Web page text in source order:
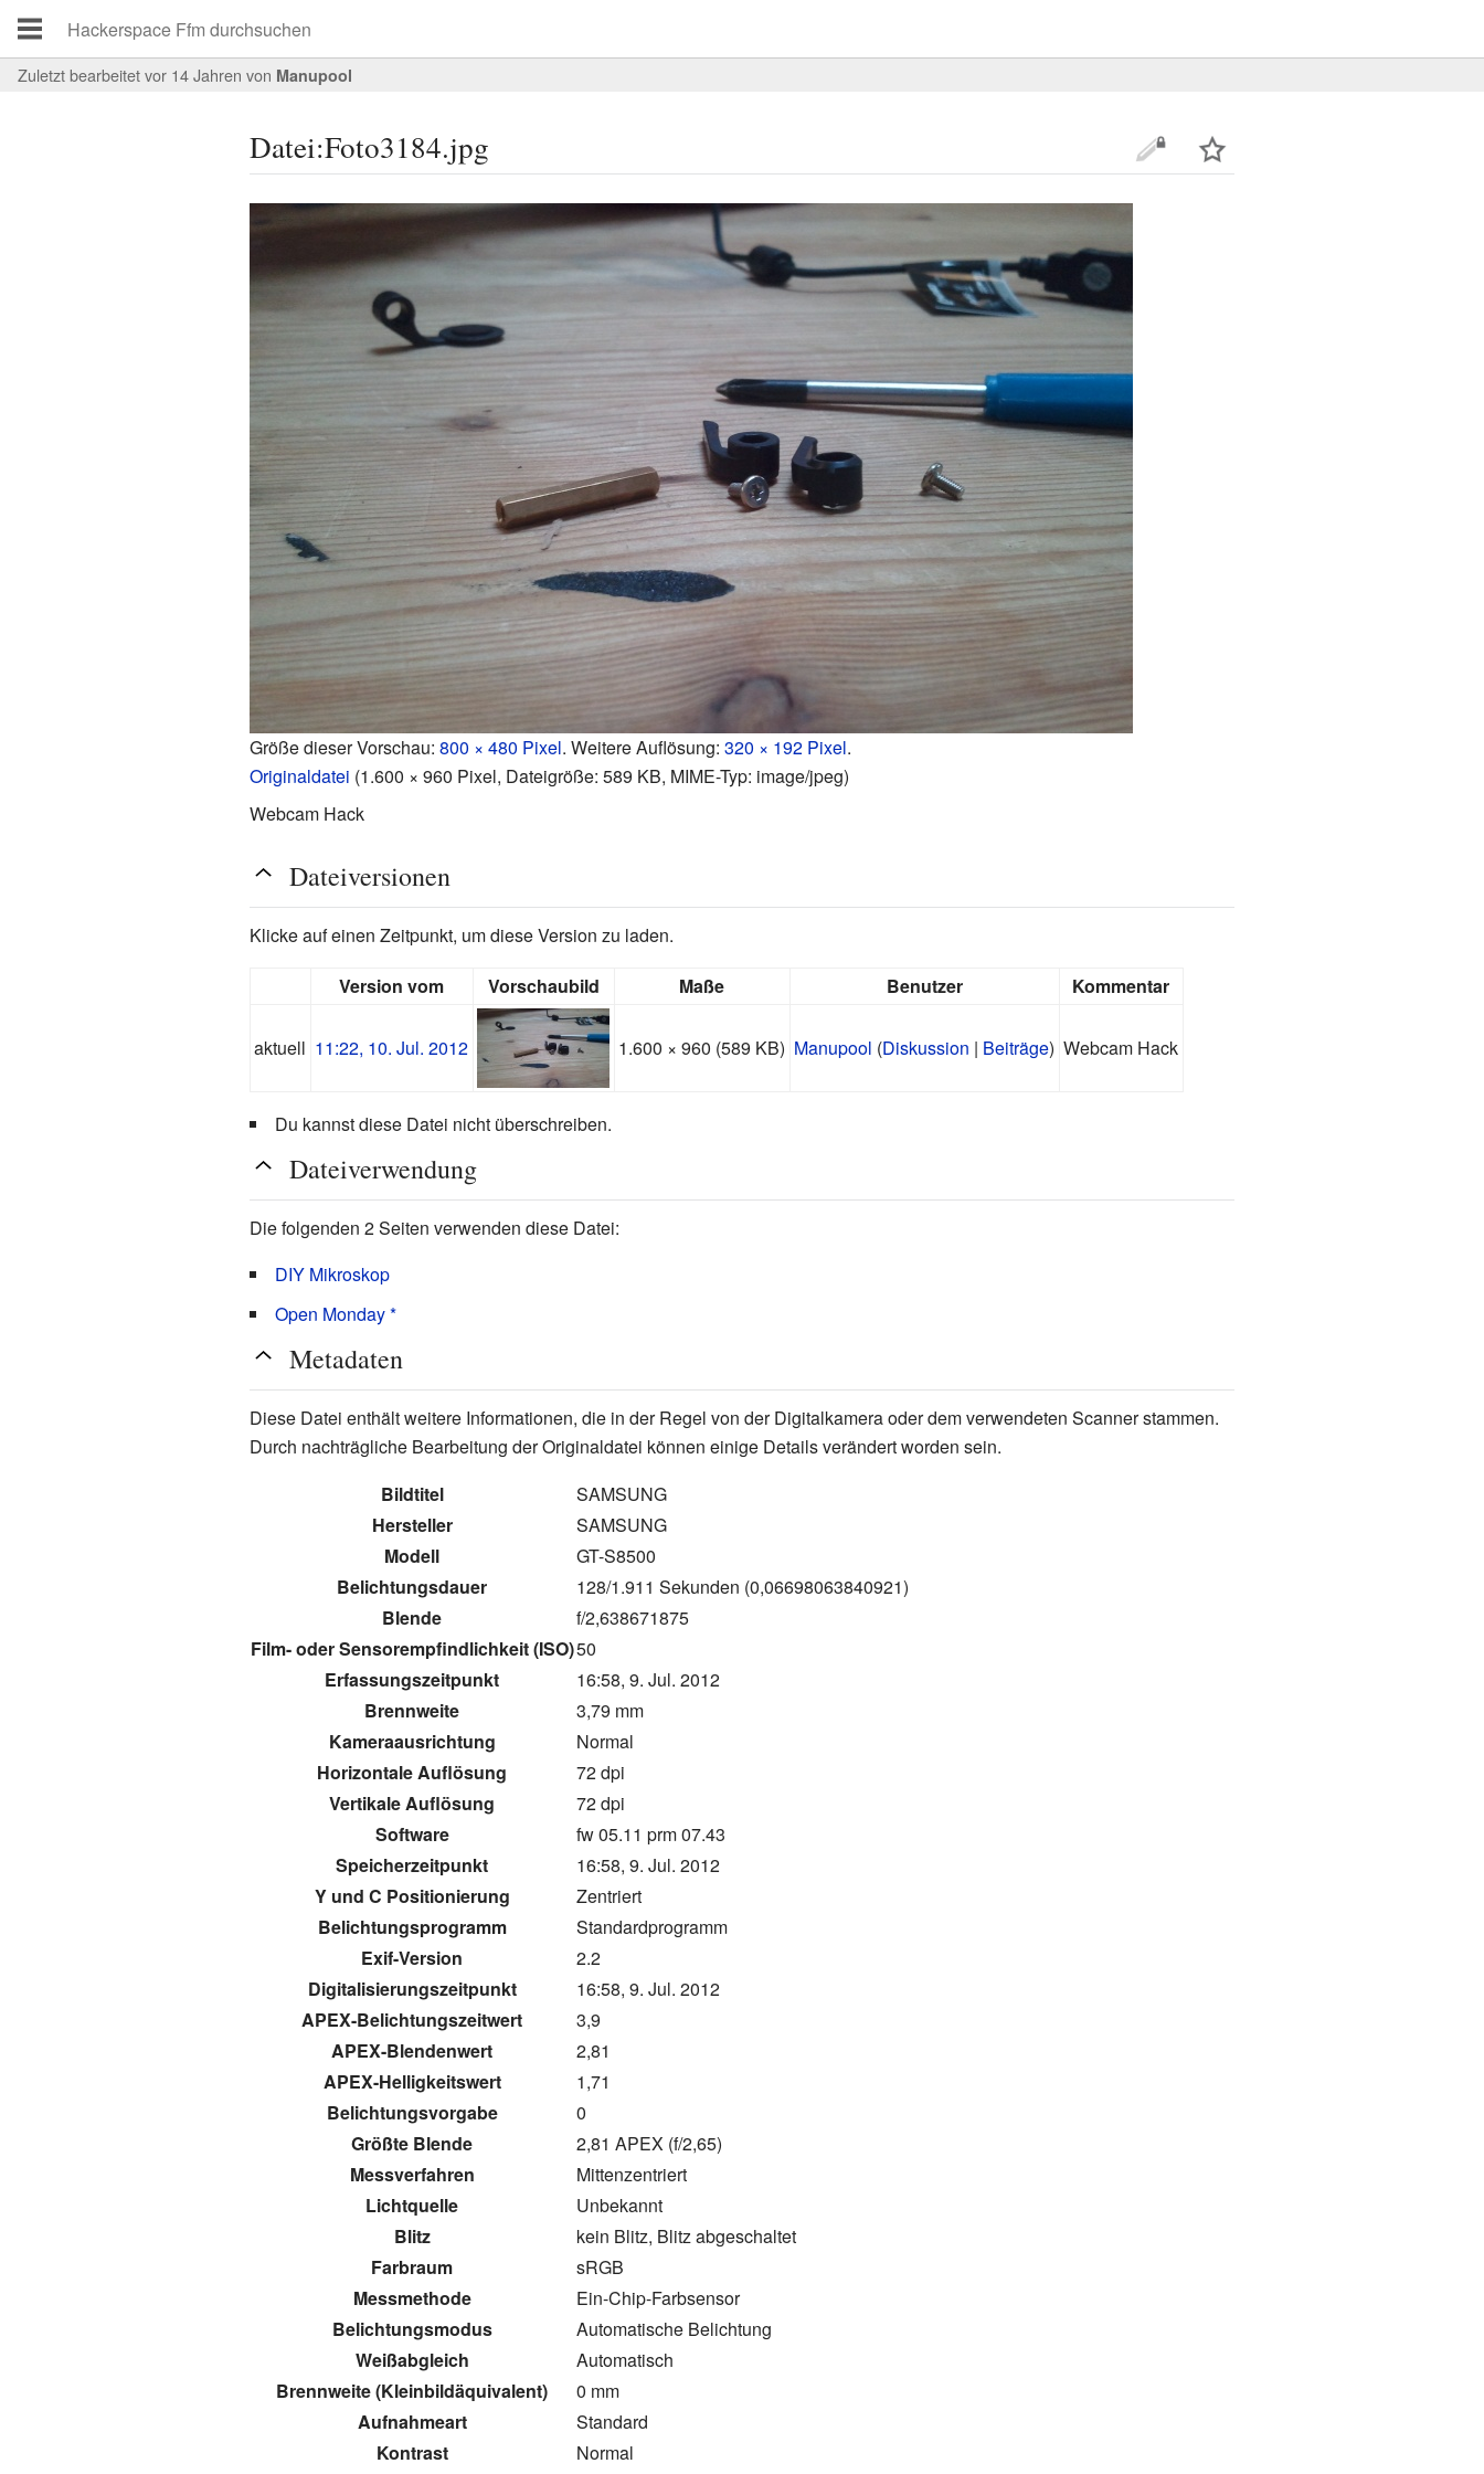
Zuletzt bearbeitet vor 14 Jahren von Manupool
Datei:Foto3184.jpg
Größe dieser Vorschau: 800 × 480 Pixel. Weitere Auflösung: 320 × 192 Pixel.
Originaldatei (1.600 × 960 Pixel, Dateigröße: 589 KB, MIME-Typ: image/jpeg)
Webcam Hack
Dateiversionen
Klicke auf einen Zeitpunkt, um diese Version zu laden.
Version vom
Vorschaubild Maße Benutzer Kommentar
aktuell 11:22, 10. Jul. 2012 1.600 × 960 (589 KB) Manupool (Diskussion | Beiträge) Webcam Hack
Du kannst diese Datei nicht überschreiben.
Dateiverwendung
Die folgenden 2 Seiten verwenden diese Datei:
DIY Mikroskop
Open Monday *
Metadaten
Diese Datei enthält weitere Informationen, die in der Regel von der Digitalkamera oder dem verwendeten Scanner stammen.
Durch nachträgliche Bearbeitung der Originaldatei können einige Details verändert worden sein.
Bildtitel
SAMSUNG
Hersteller
SAMSUNG
Modell
GT-S8500
Belichtungsdauer
128/1.911 Sekunden (0,06698063840921)
Blende
f/2,638671875
Film- oder Sensorempfindlichkeit (ISO)50
Erfassungszeitpunkt
16:58, 9. Jul. 2012
Brennweite
3,79 mm
Kameraausrichtung
Normal
Horizontale Auflösung
72 dpi
Vertikale Auflösung
72 dpi
Software
fw 05.11 prm 07.43
Speicherzeitpunkt
16:58, 9. Jul. 2012
Y und C Positionierung
Zentriert
Belichtungsprogramm
Standardprogramm
Exif-Version
2.2
Digitalisierungszeitpunkt
16:58, 9. Jul. 2012
APEX-Belichtungszeitwert
3,9
APEX-Blendenwert
2,81
APEX-Helligkeitswert
1,71
Belichtungsvorgabe
0
Größte Blende
2,81 APEX (f/2,65)
Messverfahren
Mittenzentriert
Lichtquelle
Unbekannt
Blitz
kein Blitz, Blitz abgeschaltet
Farbraum
sRGB
Messmethode
Ein-Chip-Farbsensor
Belichtungsmodus
Automatische Belichtung
Weißabgleich
Automatisch
Brennweite (Kleinbildäquivalent)
0 mm
Aufnahmeart
Standard
Kontrast
Normal